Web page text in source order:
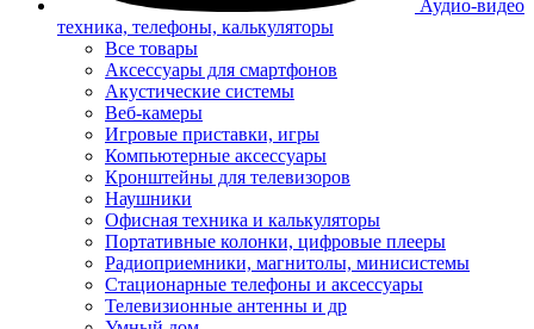
Аудио-видео
техника, телефоны, калькуляторы
Все товары
Аксессуары для смартфонов
Акустические системы
Веб-камеры
Игровые приставки, игры
Компьютерные аксессуары
Кронштейны для телевизоров
Наушники
Офисная техника и калькуляторы
Портативные колонки, цифровые плееры
Радиоприемники, магнитолы, минисистемы
Стационарные телефоны и аксессуары
Телевизионные антенны и др